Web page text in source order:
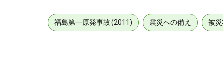
福島第一原発事故 (2011) 震災への備え 被災